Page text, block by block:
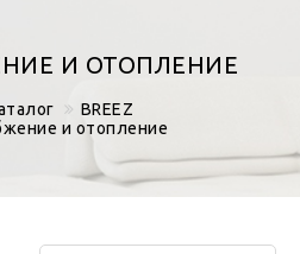
руб.
И ОТОПЛЕНИЕ
BREEZ
и отопление